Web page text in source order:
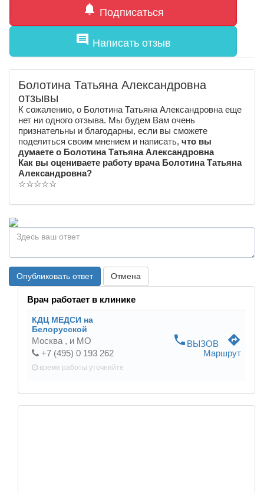
notifications Подписаться
comment Написать отзыв
Болотина Татьяна Александровна
отзывы
К сожалению, о Болотина Татьяна Александровна еще
нет ни одного отзыва. Мы будем Вам очень
признательны и благодарны, если вы сможете
поделиться своим мнением и написать, что вы
думаете о Болотина Татьяна Александровна
Как вы оцениваете работу врача Болотина Татьяна
Александровна?
☆☆☆☆☆
Опубликовать ответ Отмена
Врач работает в клинике
КДЦ МЕДСИ на
Белорусской
Москва , и МО
+7 (495) 0 193 262
время работы уточняйте
phone ВЫЗОВ directions
Маршрут